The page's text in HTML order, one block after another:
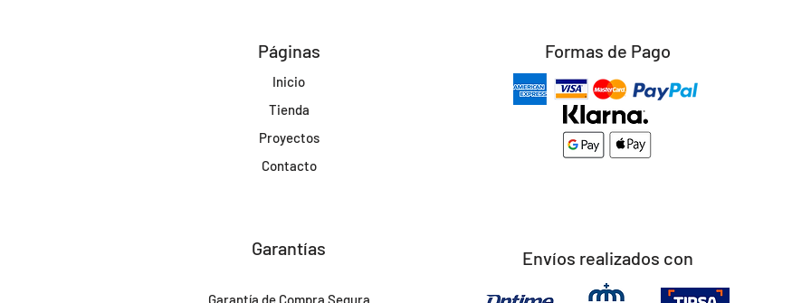
Páginas
Inicio
Tienda
Proyectos
Contacto
Garantías
Garantía de Compra Segura
Formas de Pago
Envíos realizados con